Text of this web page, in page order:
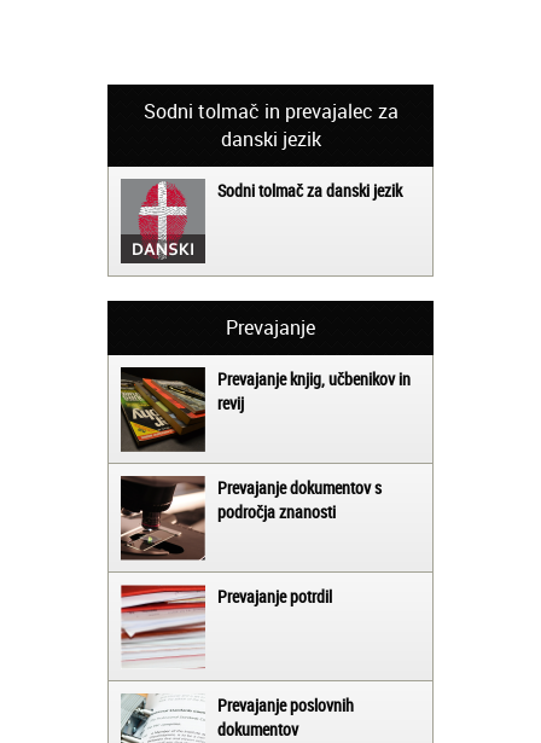
Sodni tolmač in prevajalec za
danski jezik
Sodni tolmač za danski jezik
Prevajanje
Prevajanje knjig, učbenikov in
revij
Prevajanje dokumentov s
področja znanosti
Prevajanje potrdil
Prevajanje poslovnih
dokumentov